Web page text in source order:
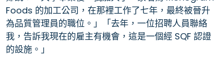
Foods 的加工公司，在那裡工作了七年，最終被晉升
為品質管理員的職位。」「去年，一位招聘人員聯絡
我，告訴我現在的雇主有機會，這是一個經 SQF 認證
的設施。」